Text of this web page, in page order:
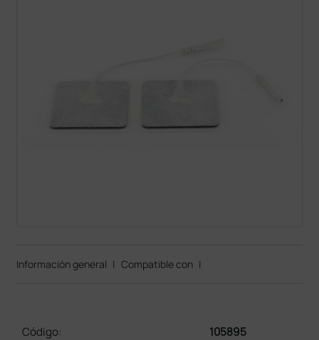
Información general | Compatible con |
Código:
105895